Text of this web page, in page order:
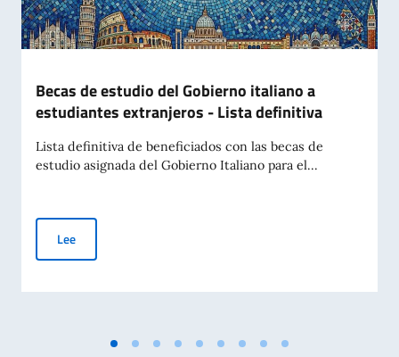
Becas de estudio del Gobierno italiano a
estudiantes extranjeros - Lista definitiva
Lista definitiva de beneficiados con las becas de
estudio asignada del Gobierno Italiano para el...
LeeBecas de estudio del Gobierno italiano a estudiantes